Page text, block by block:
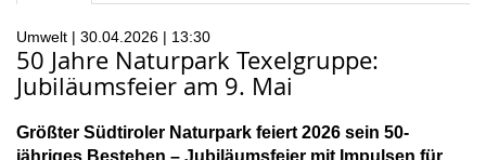
Umwelt | 30.04.2026 | 13:30
50 Jahre Naturpark Texelgruppe:
Jubiläumsfeier am 9. Mai
Größter Südtiroler Naturpark feiert 2026 sein 50-
jähriges Bestehen – Jubiläumsfeier mit Impulsen für